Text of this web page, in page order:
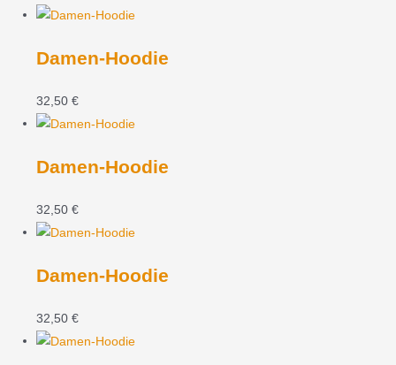
Damen-Hoodie
32,50€
Damen-Hoodie
32,50€
Damen-Hoodie
32,50€